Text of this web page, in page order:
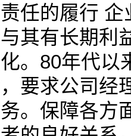
任的履行
其有长期利
。80年代以
要求公司经
。保障各方